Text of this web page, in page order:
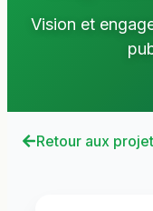
Vision et
Retour aux